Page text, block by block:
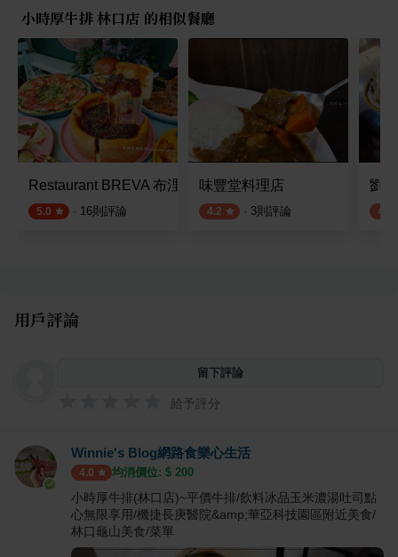
小時厚牛排 林口店 的相似餐廳
Restaurant BREVA 布浬法餐廳
5.0 · 16則評論
味豐堂料理店
4.2 · 3則評論
劉
4.0
用戶評論
留下評論
給予評分
Winnie's Blog網路食樂心生活
4.0 均消價位: $ 200
小時厚牛排(林口店)~平價牛排/飲料冰品玉米濃湯吐司點
心無限享用/機捷長庚醫院&amp;華亞科技園區附近美食/
林口龜山美食/菜單